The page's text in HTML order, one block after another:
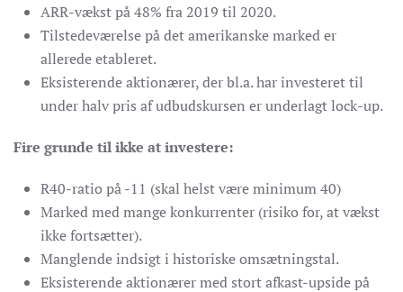
ARR-vækst på 48% fra 2019 til 2020.
Tilstedeværelse på det amerikanske marked er
allerede etableret.
Eksisterende aktionærer, der bl.a. har investeret til
under halv pris af udbudskursen er underlagt lock-up.
Fire grunde til ikke at investere:
R40-ratio på -11 (skal helst være minimum 40)
Marked med mange konkurrenter (risiko for, at vækst
ikke fortsætter).
Manglende indsigt i historiske omsætningstal.
Eksisterende aktionærer med stort afkast-upside på